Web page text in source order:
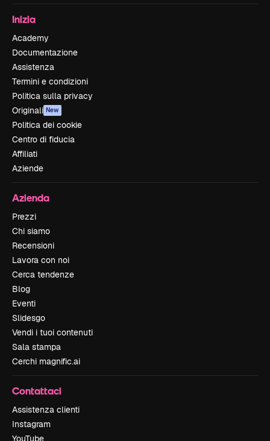
Inizia
Academy
Documentazione
Assistenza
Termini e condizioni
Politica sulla privacy
Originali New
Politica dei cookie
Centro di fiducia
Affiliati
Aziende
Azienda
Prezzi
Chi siamo
Recensioni
Lavora con noi
Cerca tendenze
Blog
Eventi
Slidesgo
Vendi i tuoi contenuti
Sala stampa
Cerchi magnific.ai
Contattaci
Assistenza clienti
Instagram
YouTube